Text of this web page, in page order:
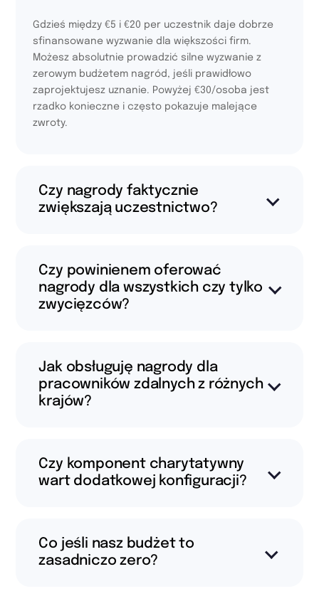
Gdzieś między €5 i €20 per uczestnik daje dobrze
sfinansowane wyzwanie dla większości firm.
Możesz absolutnie prowadzić silne wyzwanie z
zerowym budżetem nagród, jeśli prawidłowo
zaprojektujesz uznanie. Powyżej €30/osoba jest
rzadko konieczne i często pokazuje malejące
zwroty.
Czy nagrody faktycznie
zwiększają uczestnictwo?
Czy powinienem oferować
nagrody dla wszystkich czy tylko
zwycięzców?
Jak obsługuję nagrody dla
pracowników zdalnych z różnych
krajów?
Czy komponent charytatywny
wart dodatkowej konfiguracji?
Co jeśli nasz budżet to
zasadniczo zero?